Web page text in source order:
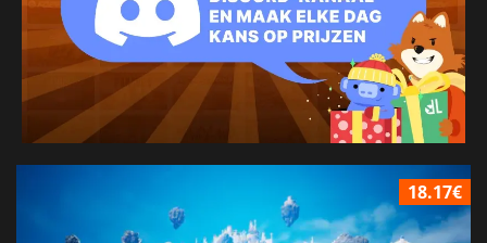
18.17€